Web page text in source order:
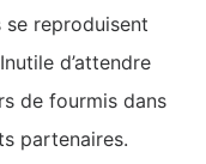
se reproduisent
d’attendre
de fourmis dans
partenaires.